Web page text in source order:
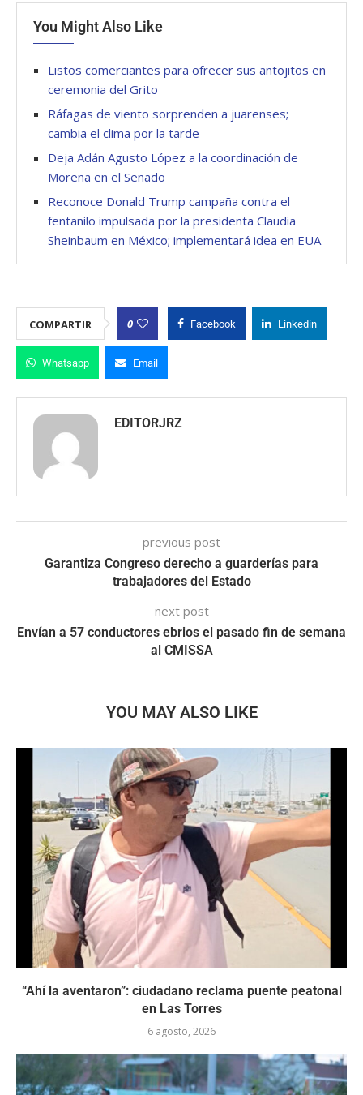
You Might Also Like
Listos comerciantes para ofrecer sus antojitos en
ceremonia del Grito
Ráfagas de viento sorprenden a juarenses;
cambia el clima por la tarde
Deja Adán Agusto López a la coordinación de
Morena en el Senado
Reconoce Donald Trump campaña contra el
fentanilo impulsada por la presidenta Claudia
Sheinbaum en México; implementará idea en EUA
COMPARTIR 0 Facebook Linkedin
Whatsapp Email
EDITORJRZ
previous post
Garantiza Congreso derecho a guarderías para
trabajadores del Estado
next post
Envían a 57 conductores ebrios el pasado fin de semana
al CMISSA
YOU MAY ALSO LIKE
“Ahí la aventaron”: ciudadano reclama puente peatonal
en Las Torres
6 agosto, 2026